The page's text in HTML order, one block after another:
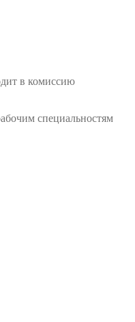
в комиссию
специальностям